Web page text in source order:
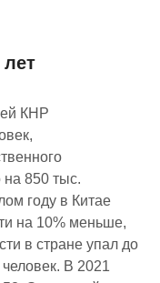
КНР
на 850 тыс.
году в Китае
на 10% меньше,
в стране упал до
В 2021